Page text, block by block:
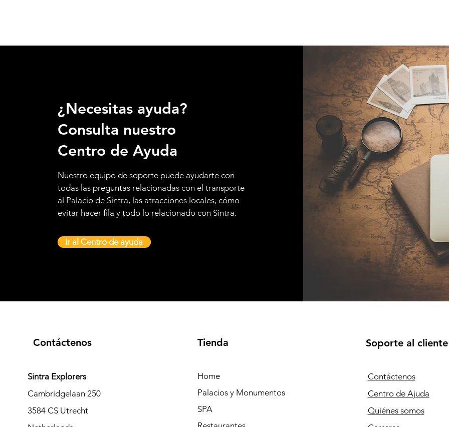
¿Necesitas ayuda?
Consulta nuestro
Centro de Ayuda
Nuestro equipo de soporte puede ayudarte con
todas las preguntas relacionadas con el transporte
al Palacio de Sintra, las atracciones locales, cómo
evitar hacer fila y todo lo relacionado con Sintra.
Ir al Centro de ayuda
Contáctenos
Sintra Explorers
Cambridgelaan 250
3584 CS Utrecht
Tienda
Home
Palacios y Monumentos
SPA
Soporte al cliente
Contáctenos
Centro de Ajuda
Quiénes somos